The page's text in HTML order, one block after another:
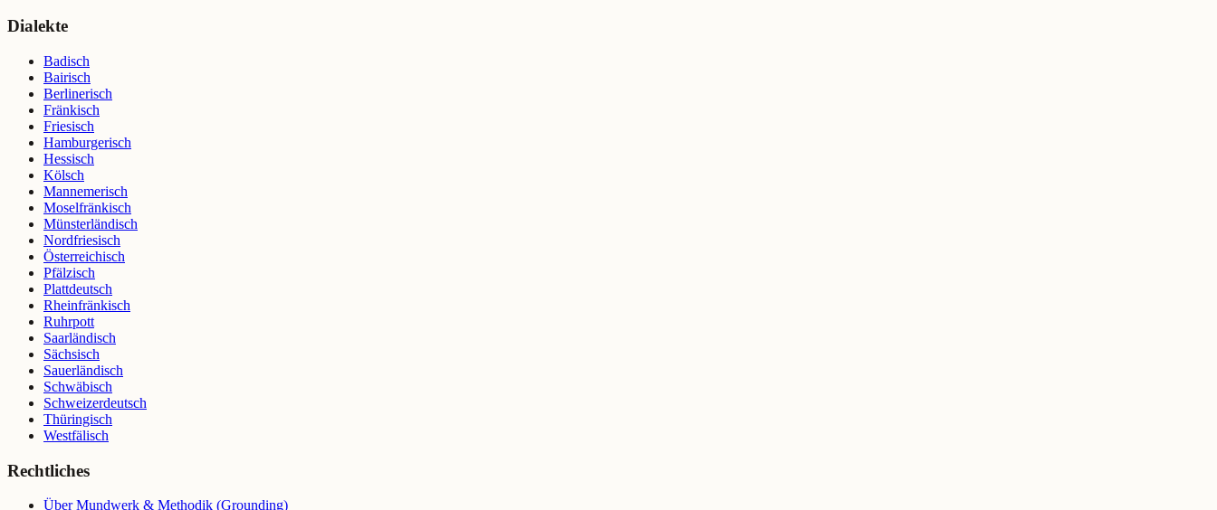
Dialekte
Badisch
Bairisch
Berlinerisch
Fränkisch
Friesisch
Hamburgerisch
Hessisch
Kölsch
Mannemerisch
Moselfränkisch
Münsterländisch
Nordfriesisch
Österreichisch
Pfälzisch
Plattdeutsch
Rheinfränkisch
Ruhrpott
Saarländisch
Sächsisch
Sauerländisch
Schwäbisch
Schweizerdeutsch
Thüringisch
Westfälisch
Rechtliches
Über Mundwerk & Methodik (Grounding)